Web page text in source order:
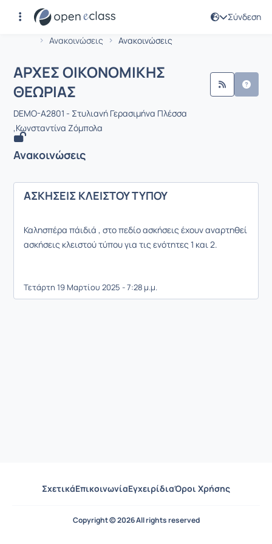
Σύνδεση
Αρχική Σελίδα
Ανακοινώσεις
Ανακοινώσεις
Μάθημα : ΑΡΧΕΣ ΟΙΚΟΝΟΜΙΚΗΣ
ΑΡΧΕΣ ΟΙΚΟΝΟΜΙΚΗΣ
ΘΕΩΡΙΑΣ
DEMO-A2801 - Στυλιανή Γερασιμήνα Πλέσσα
,Κωνσταντίνα Ζόμπολα
Ανακοινώσεις
ΑΣΚΗΣΕΙΣ ΚΛΕΙΣΤΟΥ ΤΥΠΟΥ
Καλησπέρα πάιδιά , στο πεδίο ασκήσεις έχουν αναρτηθεί
ασκήσεις κλειστού τύπου για τις ενότητες 1 και 2.
Τετάρτη 19 Μαρτίου 2025 - 7:28 μ.μ.
ΣχετικάΕπικοινωνίαΕγχειρίδιαΌροι Χρήσης
Copyright © 2026 All rights reserved